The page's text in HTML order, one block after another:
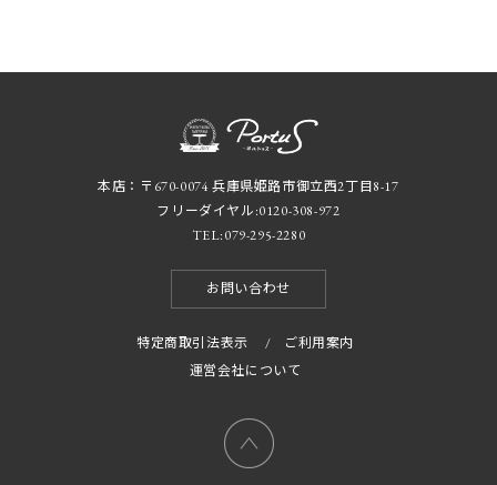
本店：〒670-0074 兵庫県姫路市御立西2丁目8-17
フリーダイヤル:0120-308-972
TEL:079-295-2280
お問い合わせ
特定商取引法表示 /
ご利用案内
運営会社について